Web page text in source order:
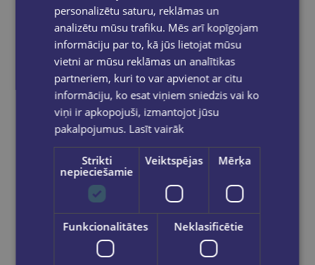
Pasūtījumu apstrāde notiek darba dienās.
Apmaksātie pasūtījumi tiek
apstrādāti un
izsūtīti 2-5 darba dienu laikā.
Bezmaksas piegāde uz OMNIVA
pakomātiem Latvijāpasūtījumiem no €40.00.
Bezmaksas piegāde jebkurā GLOBUSS
grāmatnīcā 1-5 darba dienu laikā, kad
pasūtījums būs gatavs saņemšanai, saņemsi
e-pastu un/ vai SMS.
Dalies sociālajos tīklos:
personalizētu saturu, reklāmas un
analizētu mūsu trafiku. Mēs arī kopīgojam
informāciju par to, kā jūs lietojat mūsu
vietni ar mūsu reklāmas un analītikas
partneriem, kuri to var apvienot ar citu
informāciju, ko esat viņiem sniedzis vai ko
viņi ir apkopojuši, izmantojot jūsu
pakalpojumus. Lasīt vairāk
Strikti
nepieciešamie
Veiktspējas Mērķa
Funkcionalitātes Neklasificētie